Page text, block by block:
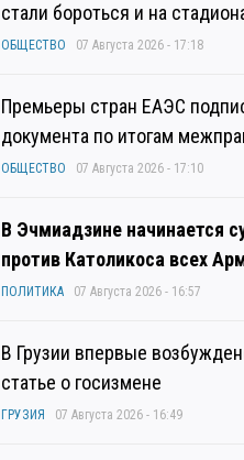
стали бороться и на
ОБЩЕСТВО 07 Августа 2026 - 17:18
Премьеры стран ЕАЭС
документа по итогам
ОБЩЕСТВО 07 Августа 2026 - 17:10
В Эчмиадзине начинается
против Католикоса всех
ПОЛИТИКА 07 Августа 2026 - 16:57
В Грузии впервые
статье о госизмене
ГРУЗИЯ 07 Августа 2026 - 16:49